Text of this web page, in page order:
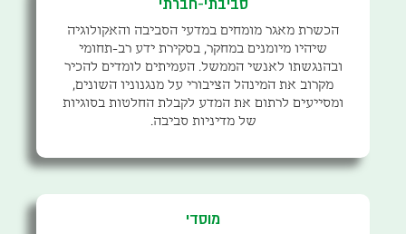
סביבתי-חברתי
הכשרת מאגר מומחים במדעי הסביבה והאקולוגיה
שיהיו מיומנים במחקר, בסקירת ידע רב-תחומי
ובהנגשתו לאנשי הממשל. העמיתים לומדים להכיר
מקרוב את המינהל הציבורי על מנגנוניו השונים,
ומסייעים לרתום את המדע לקבלת החלטות בסוגיות
של מדיניות סביבה.
מוסדי